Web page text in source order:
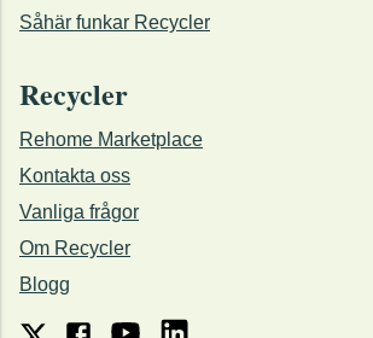
Såhär funkar Recycler
Recycler
Rehome Marketplace
Kontakta oss
Vanliga frågor
Om Recycler
Blogg